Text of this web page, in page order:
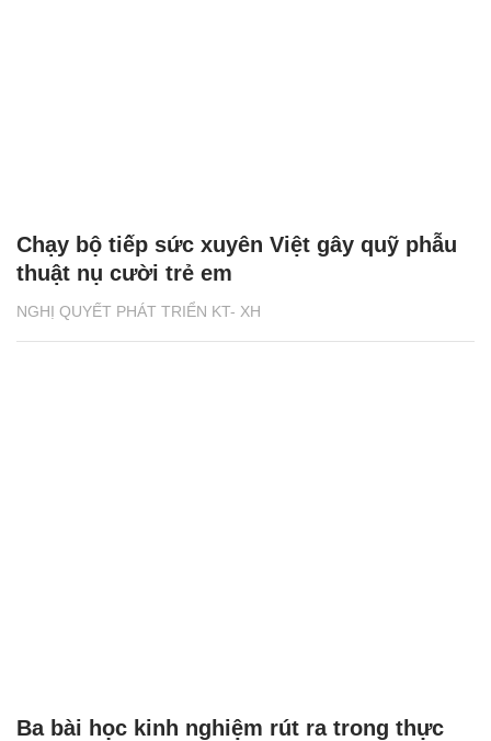
NGHỊ QUYẾT PHÁT TRIỂN KT- XH
Chạy bộ tiếp sức xuyên Việt gây quỹ phẫu
thuật nụ cười trẻ em
Ba bài học kinh nghiệm rút ra trong thực